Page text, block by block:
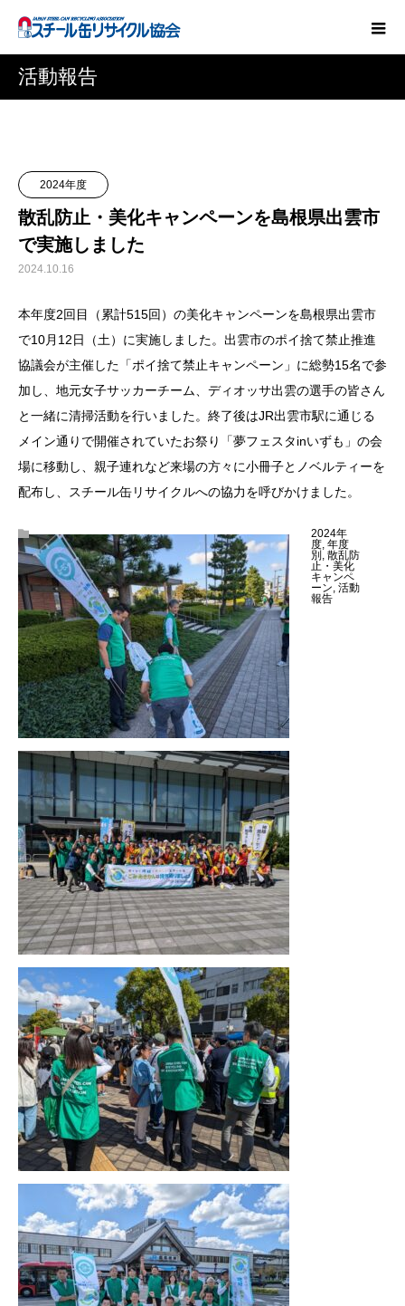
活動報告
2024年度
散乱防止・美化キャンペーンを島根県出雲市
で実施しました
2024.10.16
本年度2回目（累計515回）の美化キャンペーンを島根県出雲市
で10月12日（土）に実施しました。出雲市のポイ捨て禁止推進
協議会が主催した「ポイ捨て禁止キャンペーン」に総勢15名で参
加し、地元女子サッカーチーム、ディオッサ出雲の選手の皆さん
と一緒に清掃活動を行いました。終了後はJR出雲市駅に通じる
メイン通りで開催されていたお祭り「夢フェスタinいずも」の会
場に移動し、親子連れなど来場の方々に小冊子とノベルティーを
配布し、スチール缶リサイクルへの協力を呼びかけました。
2024年
度, 年度
別 , 散乱防
止・美化
キャンペ
ーン, 活動
報告